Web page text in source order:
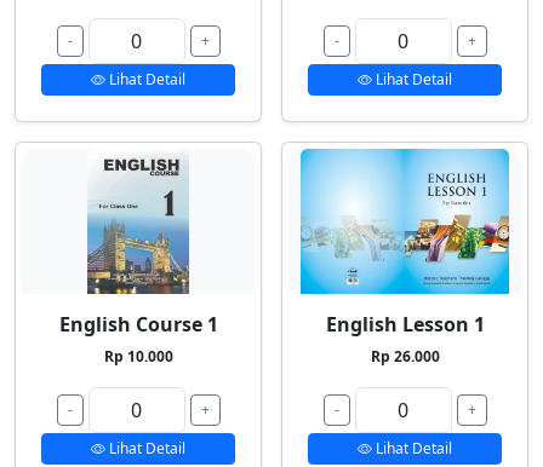
-
+
Lihat Detail
-
+
Lihat Detail
English Course 1
Rp 10.000
-
+
Lihat Detail
English Lesson 1
Rp 26.000
-
+
Lihat Detail